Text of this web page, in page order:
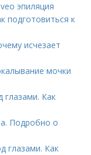
эпиляция
подготовиться к
исчезает
мочки
глазами. Как
Подробно о
глазами. Как